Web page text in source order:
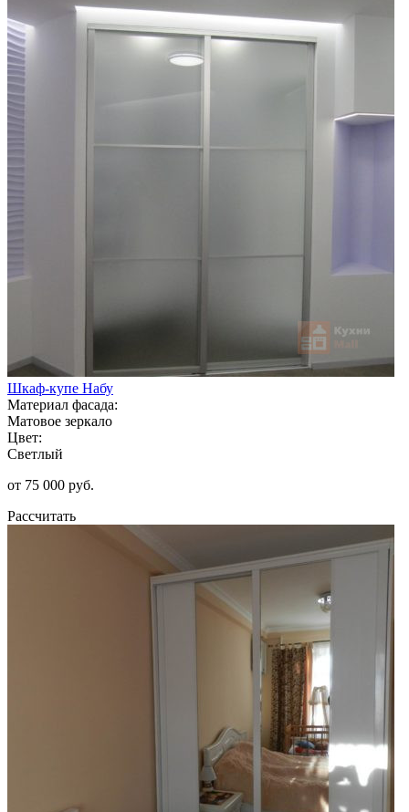
Шкаф-купе Набу
Материал фасада:
Матовое зеркало
Цвет:
Светлый
от 75 000 руб.
Рассчитать